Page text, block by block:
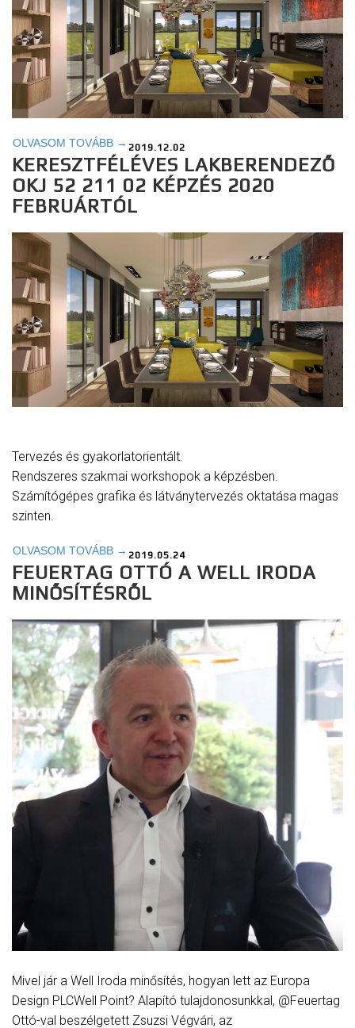
OLVASOM TOVÁBB → 2019.12.02
KERESZTFÉLÉVES LAKBERENDEZŐ
OKJ 52 211 02 KÉPZÉS 2020
FEBRUÁRTÓL
Tervezés és gyakorlatorientált.
Rendszeres szakmai workshopok a képzésben.
Számítógépes grafika és látványtervezés oktatása magas
szinten.
OLVASOM TOVÁBB → 2019.05.24
FEUERTAG OTTÓ A WELL IRODA
MINŐSÍTÉSRŐL
Mivel jár a Well Iroda minősítés, hogyan lett az Europa
Design PLCWell Point? Alapító tulajdonosunkkal, @Feuertag
Ottó-val beszélgetett Zsuzsi Végvári, az